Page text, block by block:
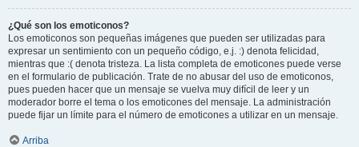
¿Qué son los emoticonos?
Los emoticonos son pequeñas imágenes que pueden ser utilizadas para
expresar un sentimiento con un pequeño código, e.j. :) denota felicidad,
mientras que :( denota tristeza. La lista completa de emoticones puede verse
en el formulario de publicación. Trate de no abusar del uso de emoticonos,
pues pueden hacer que un mensaje se vuelva muy difícil de leer y un
moderador borre el tema o los emoticones del mensaje. La administración
puede fijar un límite para el número de emoticones a utilizar en un mensaje.
Arriba